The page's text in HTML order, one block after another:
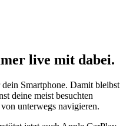
live mit dabei.
Smartphone. Damit bleibst
deine meist besuchten
unterwegs navigieren.